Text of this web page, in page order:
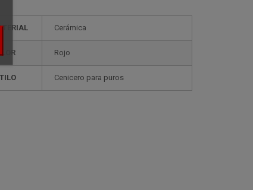
Cerámica
Rojo
cenicero para puros